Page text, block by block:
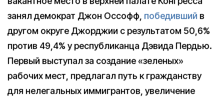
занял демократ Джон Оссофф, победивший в
другом округе Джорджии с результатом 50,6%
против 49,4% у республиканца Дэвида Пердью.
Первый выступал за создание «зеленых»
рабочих мест, предлагал путь к гражданству
для нелегальных иммигрантов, увеличение